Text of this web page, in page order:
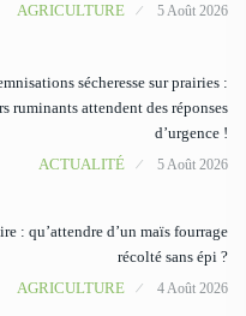
AGRICULTURE 5 Août 2026
sécheresse sur prairies :
ruminants attendent des réponses
d’urgence !
ACTUALITÉ
5 Août 2026
: qu’attendre d’un maïs fourrage
récolté sans épi ?
AGRICULTURE
4 Août 2026